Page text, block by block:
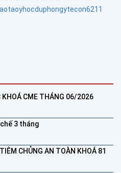
KHOÁ CME THÁNG 06/2026
3 tháng
CHỦNG AN TOÀN KHOÁ 81